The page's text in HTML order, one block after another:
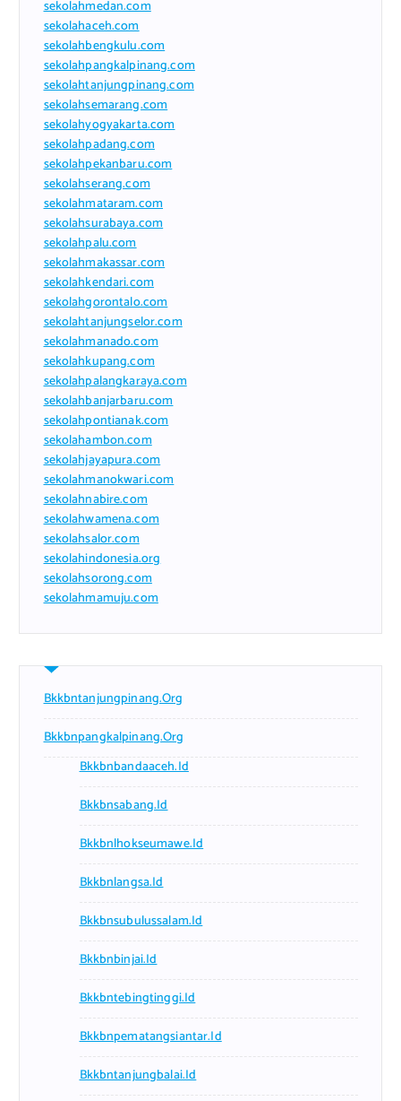
sekolahmedan.com
sekolahaceh.com
sekolahbengkulu.com
sekolahpangkalpinang.com
sekolahtanjungpinang.com
sekolahsemarang.com
sekolahyogyakarta.com
sekolahpadang.com
sekolahpekanbaru.com
sekolahserang.com
sekolahmataram.com
sekolahsurabaya.com
sekolahpalu.com
sekolahmakassar.com
sekolahkendari.com
sekolahgorontalo.com
sekolahtanjungselor.com
sekolahmanado.com
sekolahkupang.com
sekolahpalangkaraya.com
sekolahbanjarbaru.com
sekolahpontianak.com
sekolahambon.com
sekolahjayapura.com
sekolahmanokwari.com
sekolahnabire.com
sekolahwamena.com
sekolahsalor.com
sekolahindonesia.org
sekolahsorong.com
sekolahmamuju.com
Bkkbntanjungpinang.org
Bkkbnpangkalpinang.org
Bkkbnbandaaceh.id
Bkkbnsabang.id
Bkkbnlhokseumawe.id
Bkkbnlangsa.id
Bkkbnsubulussalam.id
Bkkbnbinjai.id
Bkkbntebingtinggi.id
Bkkbnpematangsiantar.id
Bkkbntanjungbalai.id